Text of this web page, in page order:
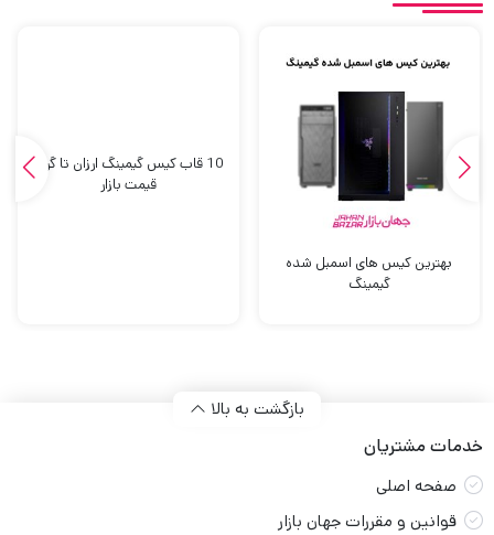
بهترین کیس های اسمبل شده
گیمینگ
10 قاب کیس گیمینگ ارزان تا گران
قیمت بازار
بازگشت به بالا
خدمات مشتریان
صفحه اصلی
قوانین و مقررات جهان بازار